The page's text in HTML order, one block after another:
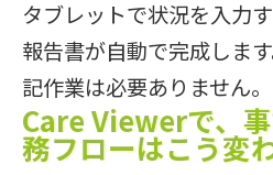
タブレットで状況を入力
報告書が自動で完成しま
記作業は必要ありません。
Care Viewerで、
務フローはこう変